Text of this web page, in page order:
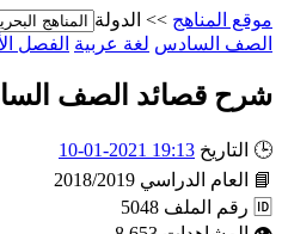
موقع المناهج >> الدولة
الصف السادس لغة عربية الفصل
شرح قصائد الصف
🕒 التاريخ 19:13 2021-01-10
📘
العام الدراسي 2018/2019
🆔 رقم الملف 5048